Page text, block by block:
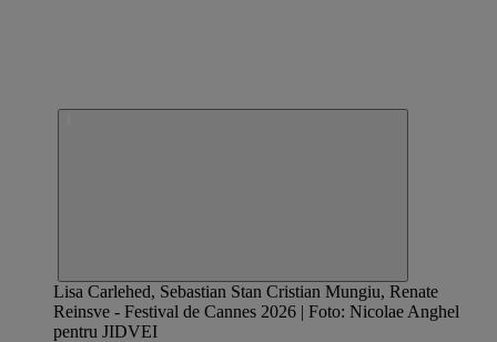
Lisa Carlehed, Sebastian Stan Cristian Mungiu, Renate
Reinsve - Festival de Cannes 2026 | Foto: Nicolae Anghel
pentru JIDVEI